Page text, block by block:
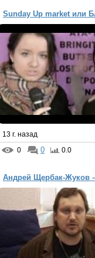
Sunday Up market или
13 г. назад
0
0 0.0
Андрей Щербак-Жуков